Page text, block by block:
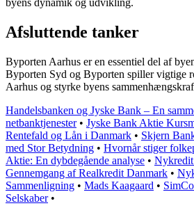
byens dynamik og udvikling.
Afsluttende tanker
Byporten Aarhus er en essentiel del af
Byporten Syd og Byporten spiller vigtige
Aarhus og styrke byens
Handelsbanken og Jyske Bank – En
netbanktjenester• Jyske Bank Aktie
Rentefald og Lån i Danmark • Skjern
med Stor Betydning • Hvornår stiger
Aktie: En dybdegående analyse •
Gennemgang af Realkredit Danmark •
Sammenligning • Mads Kaagaard •
Selskaber•